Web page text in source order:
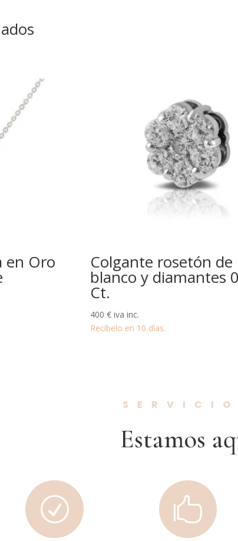
en Oro Colgante rosetón de
blanco y diamantes
Ct.
400 € iva inc.
Recíbelo en 10 días.
Estamos
R 